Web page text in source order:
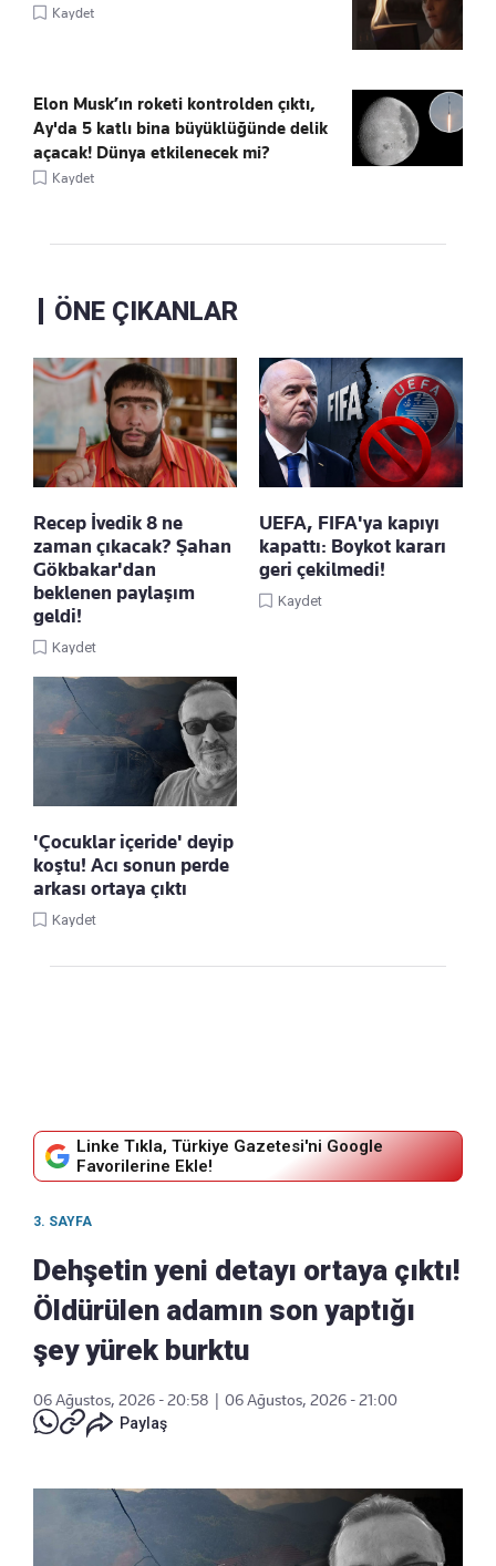
Kaydet
Elon Musk’ın roketi kontrolden çıktı,
Ay'da 5 katlı bina büyüklüğünde delik
açacak! Dünya etkilenecek mi?
Kaydet
ÖNE ÇIKANLAR
Recep İvedik 8 ne
zaman çıkacak? Şahan
Gökbakar'dan
beklenen paylaşım
geldi!
Kaydet
UEFA, FIFA'ya kapıyı
kapattı: Boykot kararı
geri çekilmedi!
Kaydet
'Çocuklar içeride' deyip
koştu! Acı sonun perde
arkası ortaya çıktı
Kaydet
Linke Tıkla, Türkiye Gazetesi'ni Google
Favorilerine Ekle!
3. SAYFA
Dehşetin yeni detayı ortaya çıktı!
Öldürülen adamın son yaptığı
şey yürek burktu
06 Ağustos, 2026 - 20:58
06 Ağustos, 2026 - 21:00
Paylaş